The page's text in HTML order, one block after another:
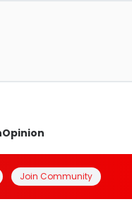
Opinion
Join Community